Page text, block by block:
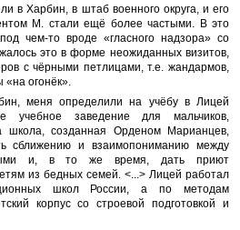
в Харбин, в штаб военного округа, и его
М. стали ещё более частыми. В это
чем-то вроде «гласного надзора» со
это в форме неожиданных визитов,
с чёрными петлицами, т.е. жандармов,
«на огонёк».
меня определили на учёбу в Лицей
учебное заведение для мальчиков,
школа, созданная Орденом Марианцев,
сближению и взаимопониманию между
и, в то же время, дать приют
из бедных семей. <...> Лицей работал
школ России, а по методам
корпус со строевой подготовкой и